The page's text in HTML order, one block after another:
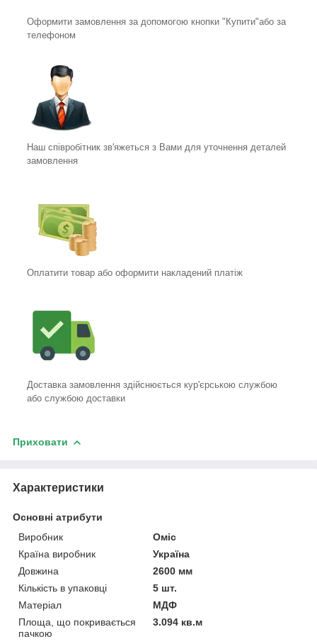
Оформити замовлення за допомогою кнопки "Купити"або за
телефоном
Наш співробітник зв'яжеться з Вами для уточнення деталей
замовлення
Оплатити товар або оформити накладений платіж
Доставка замовлення здійснюється кур'єрською службою
або службою доставки
Приховати
Характеристики
Основні атрибути
Виробник
Оміс
Країна виробник
Україна
Довжина
2600 мм
Кількість в упаковці
5 шт.
Матеріал
МДФ
Площа, що покривається
пачкою
3.094 кв.м